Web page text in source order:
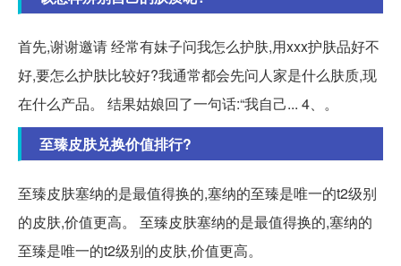
首先,谢谢邀请 经常有妹子问我怎么护肤,用xxx护肤品好不
好,要怎么护肤比较好?我通常都会先问人家是什么肤质,现
在什么产品。 结果姑娘回了一句话:“我自己... 4、。
至臻皮肤兑换价值排行?
至臻皮肤塞纳的是最值得换的,塞纳的至臻是唯一的t2级别
的皮肤,价值更高。 至臻皮肤塞纳的是最值得换的,塞纳的
至臻是唯一的t2级别的皮肤,价值更高。